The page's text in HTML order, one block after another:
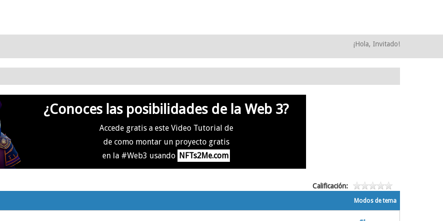
¡Hola, Invitado!
¿Conoces las posibilidades de la Web 3?
Accede gratis a este Video Tutorial de
de como montar un proyecto gratis
en la #Web3 usando NFTs2Me.com
Calificación:
Modos de tema